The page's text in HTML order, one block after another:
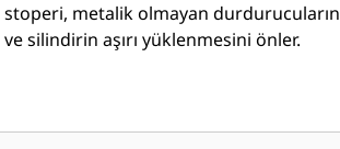
stoperi, metalik olmayan durdurucuların
ve silindirin aşırı yüklenmesini önler.